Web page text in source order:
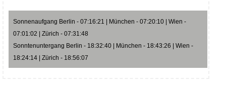
Sonnenaufgang Berlin - 07:16:21 | München - 07:20:10 | Wien -
07:01:02 | Zürich - 07:31:48
Sonntenuntergang Berlin - 18:32:40 | München - 18:43:26 | Wien -
18:24:14 | Zürich - 18:56:07